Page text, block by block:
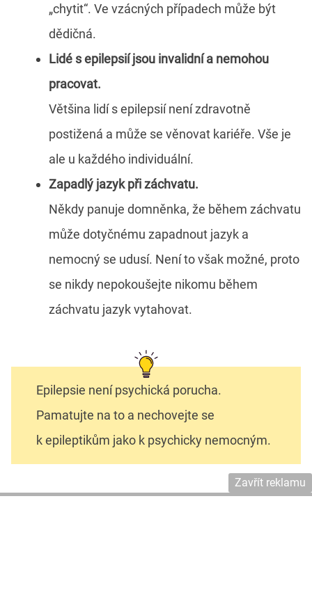
„chytit“. Ve vzácných případech může být
dědičná.
Lidé s epilepsií jsou invalidní a nemohou
pracovat.
Většina lidí s epilepsií není zdravotně
postižená a může se věnovat kariéře. Vše je
ale u každého individuální.
Zapadlý jazyk při záchvatu.
Někdy panuje domněnka, že během záchvatu
může dotyčnému zapadnout jazyk a
nemocný se udusí. Není to však možné, proto
se nikdy nepokoušejte nikomu během
záchvatu jazyk vytahovat.
Epilepsie není psychická porucha.
Pamatujte na to a nechovejte se
k epileptikům jako k psychicky nemocným.
Zavřít reklamu